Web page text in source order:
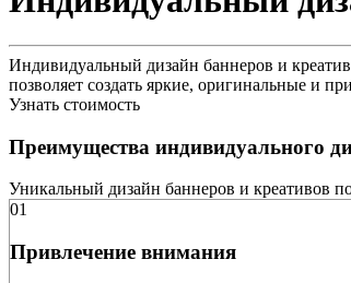
Индивидуальный дизайн баннеров и
позволяет создать яркие, оригинальные и
Узнать стоимость
Преимущества индивидуального
Уникальный дизайн баннеров и креативов
01
Привлечение внимания